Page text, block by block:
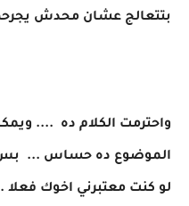
بتتعالج عشان محدش
واحترمت الكلام ده ....
الموضوع ده حساس ...
لو كنت معتبرني اخوك